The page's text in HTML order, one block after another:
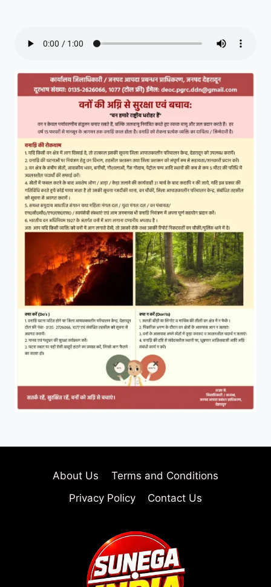
About Us
Terms and Conditions
Privacy Policy
Contact Us